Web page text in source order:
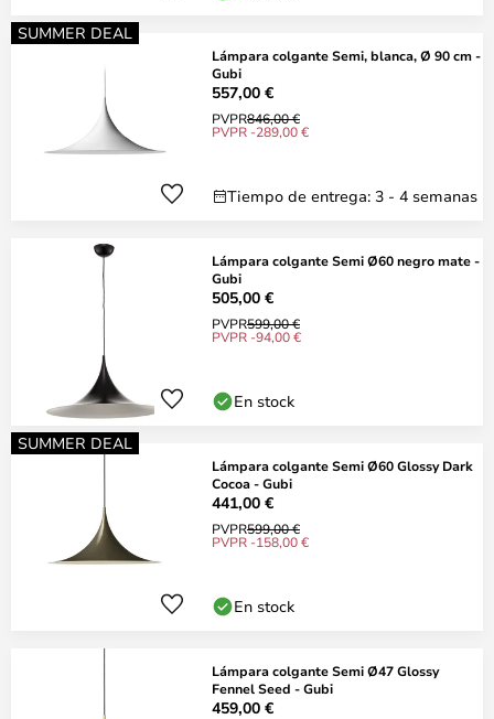
SUMMER DEAL
Lámpara colgante Semi, blanca, Ø 90 cm -
Gubi
557,00 €
PVPR846,00 €
PVPR -289,00 €
Tiempo de entrega: 3 - 4 semanas
Lámpara colgante Semi Ø60 negro mate -
Gubi
505,00 €
PVPR599,00 €
PVPR -94,00 €
En stock
SUMMER DEAL
Lámpara colgante Semi Ø60 Glossy Dark
Cocoa - Gubi
441,00 €
PVPR599,00 €
PVPR -158,00 €
En stock
Lámpara colgante Semi Ø47 Glossy
Fennel Seed - Gubi
459,00 €